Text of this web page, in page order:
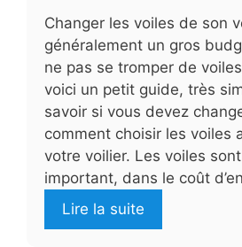
Changer les voiles de son
généralement un gros
ne pas se tromper de
voici un petit guide, très
savoir si vous devez
comment choisir les voiles
votre voilier. Les voiles
important, dans le coût
Lire la suite